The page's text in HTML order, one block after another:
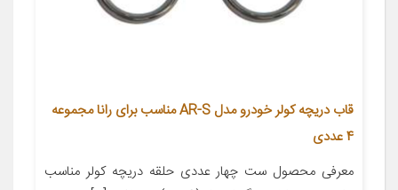
قاب دریچه کولر خودرو مدل AR-S مناسب برای رانا مجموعه
4 عددی
معرفی محصول ست چهار عددی حلقه دریچه کولر مناسب